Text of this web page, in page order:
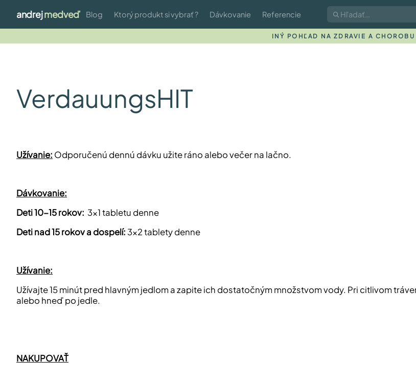
andrejmedveď Blog Ktorý produkt si vybrať ? Dávkovanie Referencie
INÝ POHĽAD NA ZDRAVIE A CHOROBU
VerdauungsHIT
Užívanie: Odporučenú dennú dávku užite ráno alebo večer na lačno.
Dávkovanie:
Deti 10-15 rokov: 3x1 tabletu denne
Deti nad 15 rokov a dospelí: 3x2 tablety denne
Užívanie:
Užívajte 15 minút pred hlavným jedlom a zapite ich dostatočným množstvom vody. Pri citlivom
alebo hneď po jedle.
NAKUPOVAŤ